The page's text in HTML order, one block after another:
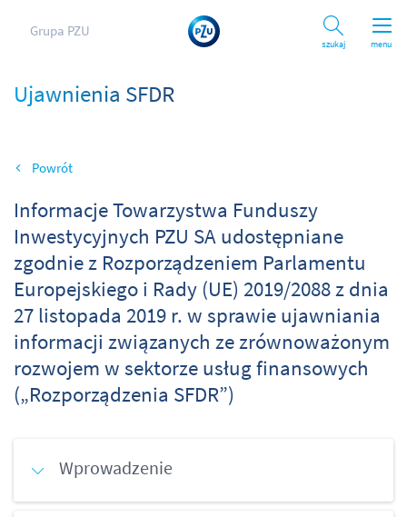
menu
Grupa PZU
Szukaj
Ujawnienia SFDR
Wróć
Informacje Towarzystwa Funduszy
Inwestycyjnych PZU SA udostępniane
zgodnie z Rozporządzeniem Parlamentu
Europejskiego i Rady (UE) 2019/2088 z dnia
27 listopada 2019 r. w sprawie ujawniania
informacji związanych ze zrównoważonym
rozwojem w sektorze usług finansowych
(„Rozporządzenia SFDR”)
Wprowadzenie